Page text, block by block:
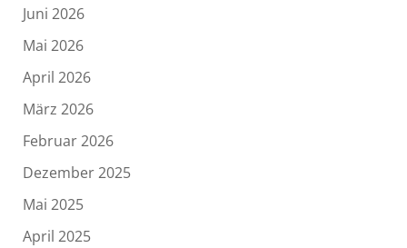
Juni 2026
Mai 2026
April 2026
März 2026
Februar 2026
Dezember 2025
Mai 2025
April 2025